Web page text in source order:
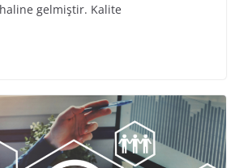
gelmiştir. Kalite